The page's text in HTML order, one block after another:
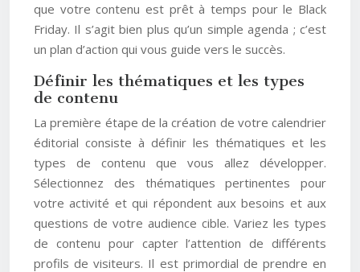
que votre contenu est prêt à temps pour le Black
Friday. Il s’agit bien plus qu’un simple agenda ; c’est
un plan d’action qui vous guide vers le succès.
Définir les thématiques et les types
de contenu
La première étape de la création de votre calendrier
éditorial consiste à définir les thématiques et les
types de contenu que vous allez développer.
Sélectionnez des thématiques pertinentes pour
votre activité et qui répondent aux besoins et aux
questions de votre audience cible. Variez les types
de contenu pour capter l’attention de différents
profils de visiteurs. Il est primordial de prendre en